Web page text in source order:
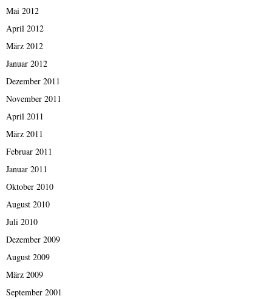
Mai 2012
April 2012
März 2012
Januar 2012
Dezember 2011
November 2011
April 2011
März 2011
Februar 2011
Januar 2011
Oktober 2010
August 2010
Juli 2010
Dezember 2009
August 2009
März 2009
September 2001